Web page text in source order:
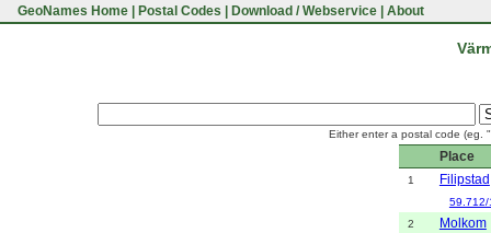
GeoNames Home Postal Codes Download / Webservice About
Either enter a postal code (eg.
Place
1 Filipstad
59.712/
2
Molkom